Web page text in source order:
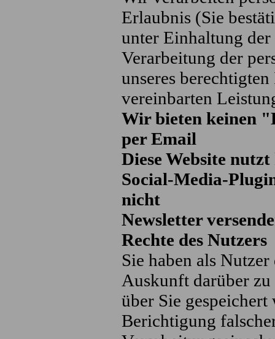
Erlaubnis (Sie
unter Einhaltung
Verarbeitung der
unseres
vereinbarten
Wir bieten keinen
per Email
Diese Website
Social-Media-
nicht
Newsletter
Rechte des Nutzers
Sie haben als
Auskunft darüber zu
über Sie gespeichert
Berichtigung